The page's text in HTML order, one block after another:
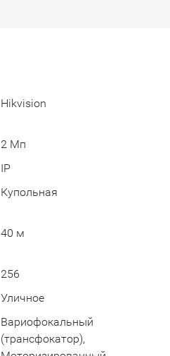
Hikvision
2 Мп
IP
Купольная
40 м
256
Уличное
Вариофокальный
(трансфокатор),